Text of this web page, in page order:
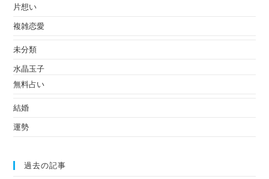
片想い
複雑恋愛
未分類
水晶玉子
無料占い
結婚
運勢
過去の記事